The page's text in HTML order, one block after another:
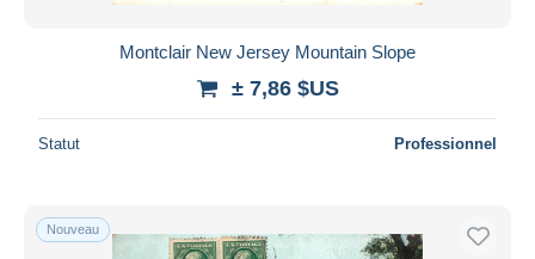
Montclair New Jersey Mountain Slope
± 7,86 $US
Statut Professionnel
Nouveau